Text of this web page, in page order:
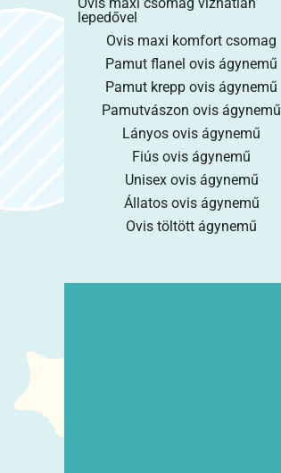
Ovis maxi csomag vízhatlan
lepedővel
Ovis maxi komfort csomag
Pamut flanel ovis ágynemű
Pamut krepp ovis ágynemű
Pamutvászon ovis ágynemű
Lányos ovis ágynemű
Fiús ovis ágynemű
Unisex ovis ágynemű
Állatos ovis ágynemű
Ovis töltött ágynemű